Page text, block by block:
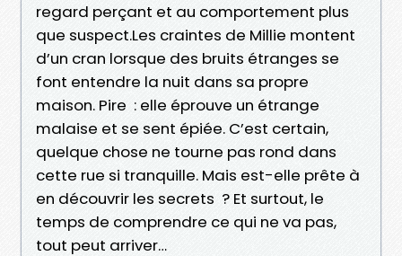
regard perçant et au comportement plus
que suspect.Les craintes de Millie montent
d’un cran lorsque des bruits étranges se
font entendre la nuit dans sa propre
maison. Pire : elle éprouve un étrange
malaise et se sent épiée. C’est certain,
quelque chose ne tourne pas rond dans
cette rue si tranquille. Mais est-elle prête à
en découvrir les secrets ? Et surtout, le
temps de comprendre ce qui ne va pas,
tout peut arriver…